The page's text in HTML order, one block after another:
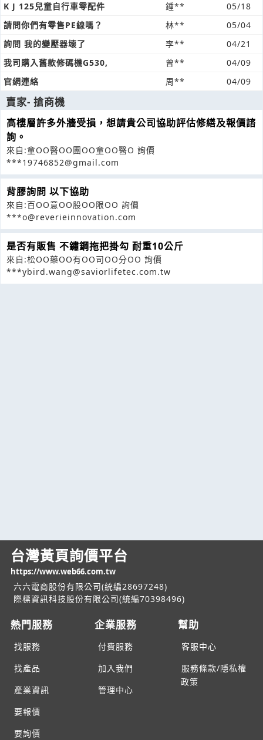
K J 125兒童自行車零配件
鍾**
05/18
請問你們有零售PE線嗎？
林**
05/04
詢問 我的變壓器壊了
李**
04/21
我司購入舊款修碼機G530,
曾**
04/09
官網連絡
周** 04/09
賣家- 搶商機
高樓層許多外牆受損，想請貴公司協助評估修繕及報價諮
詢。
來自:童OO醫OO團OO童OO醫O 詢價
***19746852@gmail.com
背膠詢問 以下協助
來自:百OO意OO股OO限OO 詢價
***o@reverieinnovation.com
是否有販售 不鏽鋼拖把掛勾 耐重10公斤
來自:松OO藥OO有OO司OO分OO 詢價
***ybird.wang@saviorlifetec.com.tw
台灣黃頁詢價平台
https://www.web66.com.tw
六六電商股份有限公司(統編28697248)
際標資訊科技股份有限公司(統編70398496)
熱門服務
找服務
找產品
產業資訊
要報價
要詢價
企業服務
付費服務
加入我們
管理中心
幫助
客服中心
服務條款/隱私權
政策